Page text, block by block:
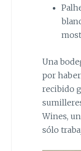
Una
por
recibido
Wines,
sólo